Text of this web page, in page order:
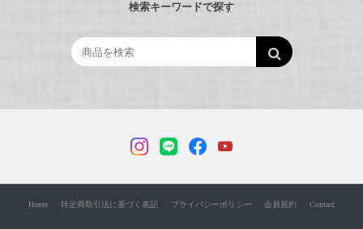
検索キーワードで探す
Home 特定商取引法に基づく表記 プライバシーポリシー 会員規約 Contact